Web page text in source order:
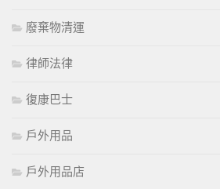
廢棄物清運
律師法律
復康巴士
戶外用品
戶外用品店